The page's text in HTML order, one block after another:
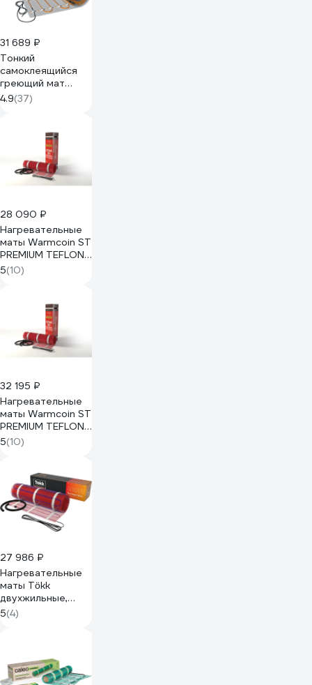
31 689 ₽
Тонкий
самоклеящийся
греющий мат
IQWATT
повышенной
помещений с
повышенными
теплопотерями IQ
FLOOR MAT PRO
2000 Вт - 10,0
4.9(37)
28 090 ₽
Нагревательные
маты Warmcoin ST
PREMIUM TEFLON
двухжильные
150Вт/м.кв.
5(10)
32 195 ₽
Нагревательные
маты Warmcoin ST
PREMIUM TEFLON
двухжильные
150Вт/
5(10)
27 986 ₽
Нагревательные
маты Tökk
двухжильные,
150Вт/м.кв.
12,0м.кв.
5(4)